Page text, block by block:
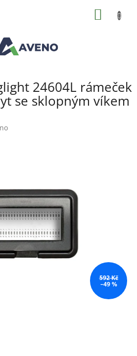
24604L rámeček
se sklopným víkem
592 Kč
–49 %